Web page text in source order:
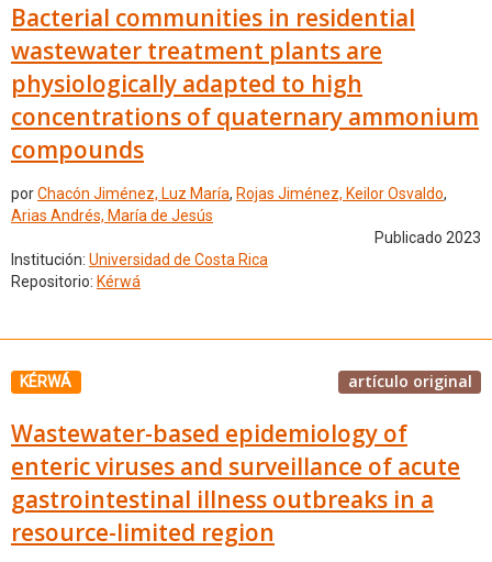
Bacterial communities in residential
wastewater treatment plants are
physiologically adapted to high
concentrations of quaternary ammonium
compounds
porChacón Jiménez, Luz María, Rojas Jiménez, Keilor Osvaldo,
Arias Andrés, María de Jesús
Publicado 2023
Institución: Universidad de Costa Rica
Repositorio: Kérwá
KÉRWÁ artículo original
Wastewater-based epidemiology of
enteric viruses and surveillance of acute
gastrointestinal illness outbreaks in a
resource-limited region